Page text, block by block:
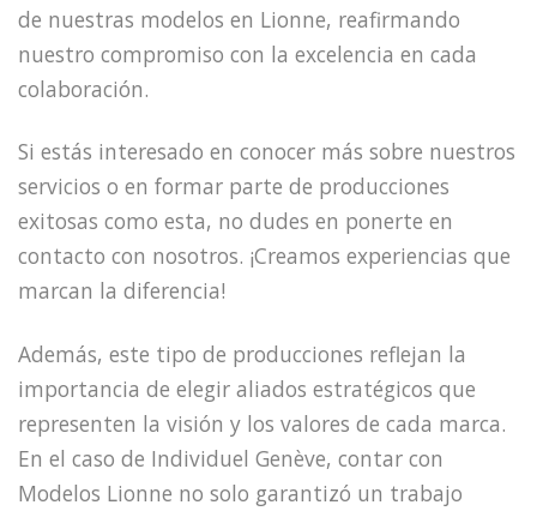
de nuestras modelos en Lionne, reafirmando
nuestro compromiso con la excelencia en cada
colaboración.
Si estás interesado en conocer más sobre nuestros
servicios o en formar parte de producciones
exitosas como esta, no dudes en ponerte en
contacto con nosotros. ¡Creamos experiencias que
marcan la diferencia!
Además, este tipo de producciones reflejan la
importancia de elegir aliados estratégicos que
representen la visión y los valores de cada marca.
En el caso de Individuel Genève, contar con
Modelos Lionne no solo garantizó un trabajo